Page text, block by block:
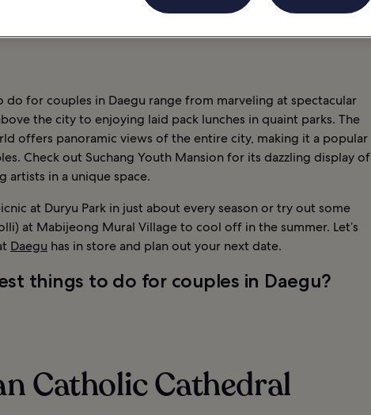
do for couples in Daegu range from marveling at spectacular
the city to enjoying laid pack lunches in quaint parks. The
offers panoramic views of the entire city, making it a popular
Check out Suchang Youth Mansion for its dazzling display of
artists in a unique space.
at Duryu Park in just about every season or try out some
at Mabijeong Mural Village to cool off in the summer. Let’s
Daegu has in store and plan out your next date.
things to do for couples in Daegu?
Catholic Cathedral